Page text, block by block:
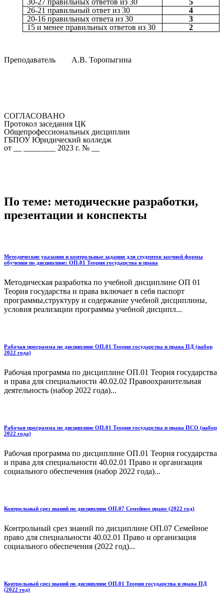
30-27 правильных ответов из 30
5
26-21 правильный ответ из 30
4
20-16 правильных ответа из 30
3
15 и менее правильных ответов из 30
2
Преподаватель А.В. Торопыгина
СОГЛАСОВАНО
Протокол заседания ЦК
Общепрофессиональных дисциплин
ГБПОУ Юридический колледж
от __ ________ 2023 г. № __
По теме: методические разработки,
презентации и конспекты
Методические указания и контрольные задания для студентов заочной формы
обучения по дисциплине: ОП.01 Теория государства и права
Методическая разработка по учебной дисциплине ОП 01
Теория государства и права включает в себя паспорт
программы,структуру и содержание учебной дисциплины,
условия реализации программы учебной дисципл...
Рабочая программа по дисциплине ОП.01 Теория государства и права ПД (набор
2022 года)
Рабочая программа по дисциплине ОП.01 Теория государства
и права для специальности 40.02.02 Правоохранительная
деятельность (набор 2022 года)...
Рабочая программа по дисциплине ОП.01 Теория государства и права ПСО (набор
2022 года)
Рабочая программа по дисциплине ОП.01 Теория государства
и права для специальности 40.02.01 Право и организация
социального обеспечения (набор 2022 года)...
Контрольный срез знаний по дисциплине ОП.07 Семейное право (2022 год)
Контрольный срез знаний по дисциплине ОП.07 Семейное
право для специальности 40.02.01 Право и организация
социального обеспечения (2022 год)...
Контрольный срез знаний по дисциплине ОП.01 Теория государства и права ПД
(2022 год)